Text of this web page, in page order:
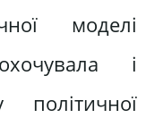
моделі
і
політичної